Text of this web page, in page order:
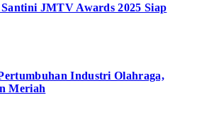
JMTV Awards 2025 Siap
Industri Olahraga,
Meriah